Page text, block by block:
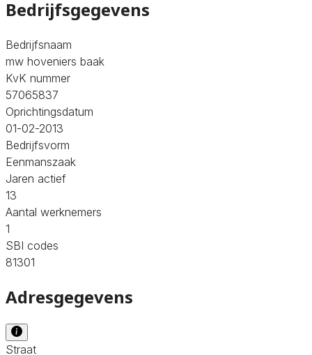
Bedrijfsgegevens
Bedrijfsnaam
mw hoveniers baak
KvK nummer
57065837
Oprichtingsdatum
01-02-2013
Bedrijfsvorm
Eenmanszaak
Jaren actief
13
Aantal werknemers
1
SBI codes
81301
Adresgegevens
Straat